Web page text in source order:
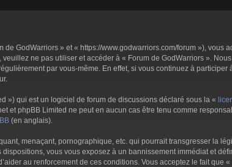
GodWarriors » et « https://www.godwarriors.com/forum »), vous
ne pas utiliser et accéder à « Forum de GodWarriors ».
par vous-même. En effet, si vous continuez à
») qui est un logiciel de forum de discussions déclaré sous la «
et phpBB Limited ne peut en aucun cas être tenu comme
(en anglais).
menaçant, pornographique, etc. qui pourrait transgresser la
vous vous exposez à un bannissement immédiat et
au renforcement de ces conditions. Vous acceptez le fait que